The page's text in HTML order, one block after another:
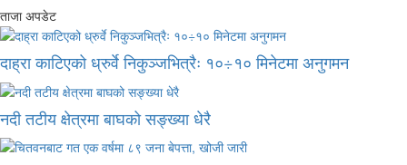
ताजा अपडेट
दाह्रा काटिएको ध्रुर्वे निकुञ्जभित्रैः १०÷१० मिनेटमा अनुगमन
नदी तटीय क्षेत्रमा बाघको सङ्ख्या धेरै